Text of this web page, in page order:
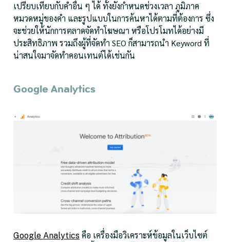
เปรียบเทียบกับคำอื่น ๆ ได้ ทั้งยังกำหนดช่วงเวลา ภูมิภาค
หมวดหมู่ของคำ และรูปแบบในการค้นหาได้ตามที่ต้องการ ซึ่ง
จะช่วยให้นักการตลาดจัดทำโฆษณา หรือโปรโมทได้อย่างมี
ประสิทธิภาพ รวมถึงผู้ที่จัดทำ SEO ก็สามารถนำ Keyword ที่
น่าสนใจมาจัดทำคอนเทนต์ได้เช่นกัน
Google Analytics
Google Analytics คือ เครื่องมือวิเคราะห์ข้อมูลในเว็บไซต์